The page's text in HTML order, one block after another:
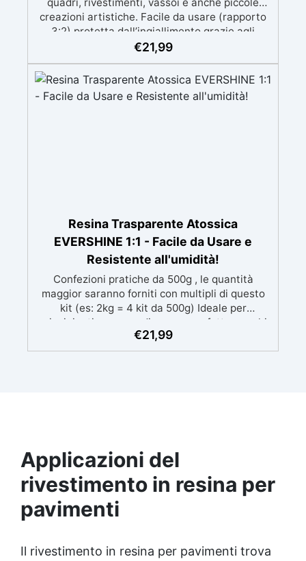
creazioni artistiche. Facile da usare (rapporto
3:2) protetta dall’ingiallimento grazie agli
speciali filtri UV Formula densa : non cola via,
in 12-24h garantendo una superficie lucida e
brillante
€21,99
Resina Trasparente Atossica
EVERSHINE 1:1 - Facile da Usare e
Resistente all'umidità!
Confezioni pratiche da 500g , le quantità
maggior saranno forniti con multipli di questo
kit (es: 2kg = 4 kit da 500g) Ideale per
principianti: a prova di errore, perfetta per chi
inizia. Sempre lucida: garantisce una finitura
brillante e uniforme in ogni condizione.
€21,99
Applicazioni del
rivestimento in resina per
pavimenti
Il rivestimento in resina per pavimenti trova